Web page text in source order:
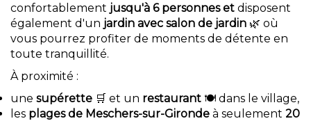
confortablement jusqu'à 6 personnes et disposent
également d'un jardin avec salon de jardin 🌿 où
vous pourrez profiter de moments de détente en
toute tranquillité.
À proximité :
une supérette 🛒 et un restaurant 🍽️ dans le village,
les plages de Meschers-sur-Gironde à seulement 20